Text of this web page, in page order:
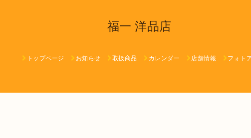
福一 洋品店
トップページ お知らせ 取扱商品 カレンダー 店舗情報 フォト